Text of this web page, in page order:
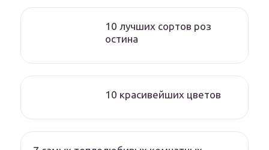
10 лучших сортов роз
остина
10 красивейших цветов